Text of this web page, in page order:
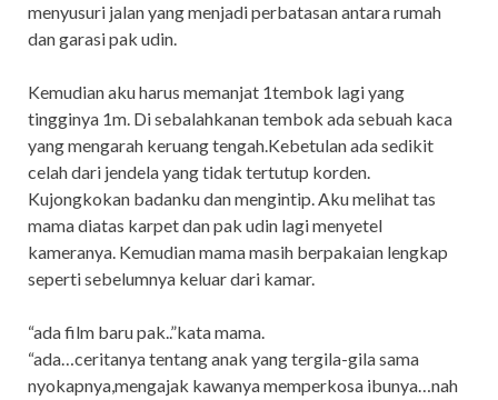
menyusuri jalan yang menjadi perbatasan antara rumah
dan garasi pak udin.
Kemudian aku harus memanjat 1tembok lagi yang
tingginya 1m. Di sebalahkanan tembok ada sebuah kaca
yang mengarah keruang tengah.Kebetulan ada sedikit
celah dari jendela yang tidak tertutup korden.
Kujongkokan badanku dan mengintip. Aku melihat tas
mama diatas karpet dan pak udin lagi menyetel
kameranya. Kemudian mama masih berpakaian lengkap
seperti sebelumnya keluar dari kamar.
“ada film baru pak..”kata mama.
“ada…ceritanya tentang anak yang tergila-gila sama
nyokapnya,mengajak kawanya memperkosa ibunya…nah